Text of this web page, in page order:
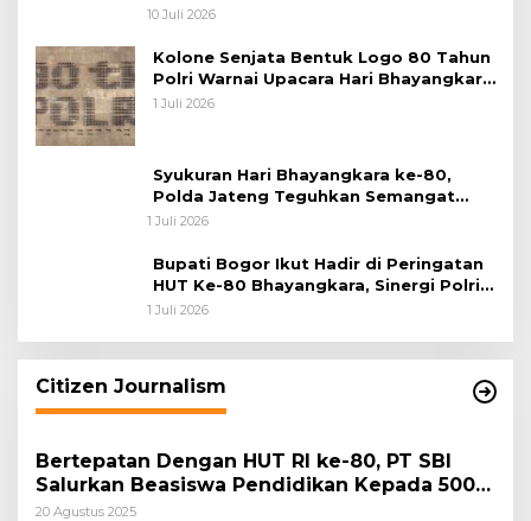
Korupsi Batu Bara
10 Juli 2026
Kolone Senjata Bentuk Logo 80 Tahun
Polri Warnai Upacara Hari Bhayangkara
ke-80
1 Juli 2026
Syukuran Hari Bhayangkara ke-80,
Polda Jateng Teguhkan Semangat
Pengabdian dan Pererat Kebersamaan
1 Juli 2026
Bupati Bogor Ikut Hadir di Peringatan
HUT Ke-80 Bhayangkara, Sinergi Polri
dan Pemkab Bogor Jadi Kunci Menjaga
1 Juli 2026
Citizen Journalism
Bertepatan Dengan HUT RI ke-80, PT SBI
Salurkan Beasiswa Pendidikan Kepada 500
Pelajar
20 Agustus 2025